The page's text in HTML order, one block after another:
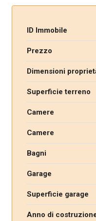
ID Immobile
Prezzo
Dimensioni
Superficie terreno
Camere
Camere
Bagni
Garage
Superficie garage
Anno di